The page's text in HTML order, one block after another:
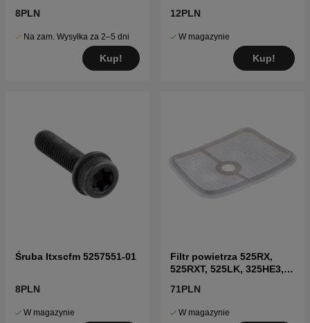
8PLN
Na zam. Wysyłka za 2–5 dni
Kup!
12PLN
W magazynie
Kup!
Śruba Itxscfm 5257551-01
8PLN
W magazynie
Filtr powietrza 525RX,
525RXT, 525LK, 325HE3,
71PLN
W magazynie